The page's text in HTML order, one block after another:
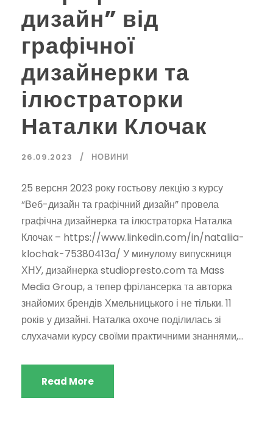
дизайн” від
графічної
дизайнерки та
ілюстраторки
Наталки Клочак
26.09.2023 НОВИНИ
25 версня 2023 року гостьову лекцію з курсу
“Веб-дизайн та графічний дизайн” провела
графічна дизайнерка та ілюстраторка Наталка
Клочак – https://www.linkedin.com/in/nataliia-
klochak-75380413a/ У минулому випускниця
ХНУ, дизайнерка studiopresto.com та Mass
Media Group, а тепер фрілансерка та авторка
знайомих брендів Хмельницького і не тільки. 11
років у дизайні. Наталка охоче поділилась зі
слухачами курсу своїми практичними знаннями,...
Read More